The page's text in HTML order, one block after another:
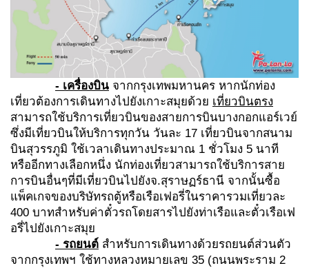
- เครื่องบิน จากกรุงเทพมหานคร หากนักท่อง
เที่ยวต้องการเดินทางไปยังเกาะสมุยด้วย เที่ยวบินตรง
สามารถใช้บริการเที่ยวบินของสายการบินบางกอกแอร์เวย์
ซึ่งมีเที่ยวบินให้บริการทุกวัน วันละ 17 เที่ยวบินจากสนาม
บินสุวรรภูมิ ใช้เวลาเดินทางประมาณ 1 ชั่วโมง 5 นาที
หรืออีกทางเลือกหนึ่ง นักท่องเที่ยวสามารถใช้บริการสาย
การบินอื่นๆที่มีเที่ยวบินไปยังจ.สุราษฏร์ธานี จากนั้นซื้อ
แพ็คเกจของบริษัทรถตู้หรือเรือเฟอรี่ในราคารวมเที่ยวละ
400 บาทสำหรับค่าตั๋วรถโดยสารไปยังท่าเรือและตั๋วเรือเฟ
อรี่ไปยังเกาะสมุย
- รถยนต์ สำหรับการเดินทางด้วยรถยนต์ส่วนตัว
จากกรุงเทพฯ ใช้ทางหลวงหมายเลข 35 (ถนนพระราม 2